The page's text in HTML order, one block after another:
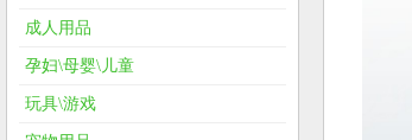
成人用品
孕妇\母婴\儿童
玩具\游戏